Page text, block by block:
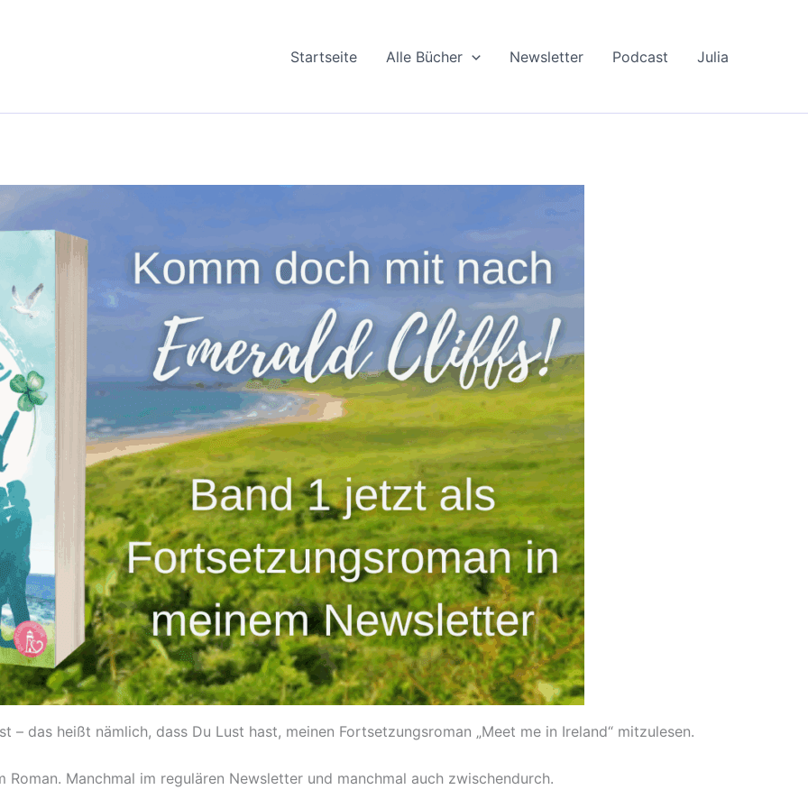
Startseite Alle Bücher Newsletter Podcast Julia
– das heißt nämlich, dass Du Lust hast, meinen Fortsetzungsroman „Meet me in Ireland“ mitzulesen.
Manchmal im regulären Newsletter und manchmal auch zwischendurch.